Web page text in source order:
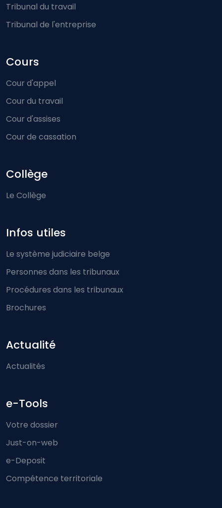
Tribunal du travail
Tribunal de l'entreprise
Cours
Cour d'appel
Cour du travail
Cour d'assises
Cour de cassation
Collège
Le Collège
Infos utiles
Le système judiciaire belge
Personnes dans les tribunaux
Procédures dans les tribunaux
Brochures
Actualité
Actualités
e-Tools
Votre dossier
Just-on-web
e-Deposit
Compétence territoriale